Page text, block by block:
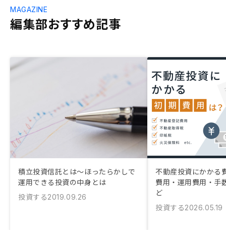
編集部おすすめ記事
MAGAZINE
積立投資信託とは〜ほったらかしで
運用できる投資の中身とは
投資する2019.09.26
不動産投資にかかる
費用・運用費用・手
ど
投資する2026.05.19